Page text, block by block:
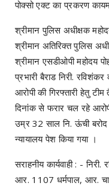
पोक्सो एक्ट का प्रकरण
श्रीमान पुलिस अधीक्षक
श्रीमान अतिरिक्त पुलिस
श्रीमान एसडीओपी महोदय
प्रभारी बैराड निरी.
आरोपी की गिरफ्तारी हेतु
दिनांक से फरार चल रहे
उम्र 32 साल नि. ऊंची बरोद
न्यायालय पेश किया गया ।
सराहनीय कार्यवाही : -
आर. 1107 धर्मपाल, आर.